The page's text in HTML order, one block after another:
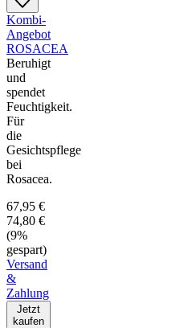
Kombi-
Angebot
ROSACEA
Beruhigt
und
spendet
Feuchtigkeit.
Für
die
Gesichtspflege
bei
Rosacea.
67,95 €
74,80 €
(9%
gespart)
Versand
&
Zahlung
Jetzt
kaufen